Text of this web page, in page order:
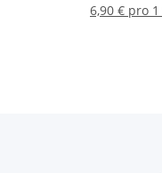
6,90 € pro